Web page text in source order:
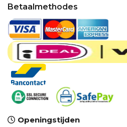
Betaalmethodes
Openingstijden